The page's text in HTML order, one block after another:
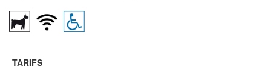
TARIFS